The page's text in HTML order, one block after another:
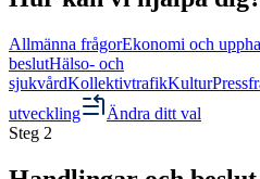
Allmänna frågorEkonomi och
beslutHälso- och
sjukvårdKollektivtrafikKultur
utveckling
Ändra ditt val
Steg 2